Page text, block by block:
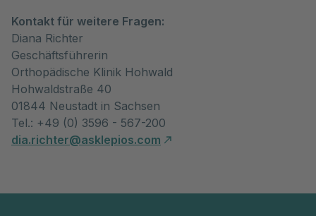
Kontakt für weitere Fragen:
Diana Richter
Geschäftsführerin
Orthopädische Klinik Hohwald
Hohwaldstraße 40
01844 Neustadt in Sachsen
Tel.: +49 (0) 3596 - 567-200
dia.richter@asklepios.com